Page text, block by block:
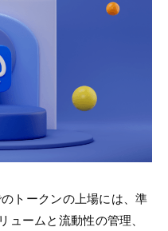
トークンの上場には、準
ュームと流動性の管理、